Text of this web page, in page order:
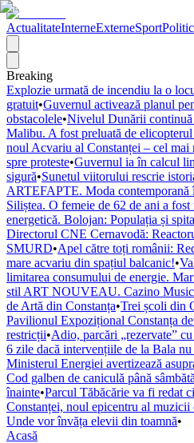
ActualitateInterneExterneSport
Breaking
Explozie urmată de incendiu la o
gratuit•Guvernul activează planul
obstacolele•Nivelul Dunării continuă
Malibu. A fost preluată de
noul Acvariu al Constanței – cel
spre proteste•Guvernul ia în calcul
sigură•Sunetul viitorului rescrie
ARTEFAPTE. Moda contemporană
Siliștea. O femeie de 62 de ani a fost
energetică. Bolojan: Populația și
Directorul CNE Cernavodă:
SMURD•Apel către toți românii:
mare acvariu din spațiul balcanic!•
limitarea consumului de energie.
stil ART NOUVEAU. Cazino Music
de Artă din Constanța•Trei școli din
Pavilionul Expozițional Constanța
restricții•Adio, parcări „rezervate”
6 zile dacă intervențiile de la Bala nu
Ministerul Energiei avertizează
Cod galben de caniculă până sâmbătă
înainte•Parcul Tăbăcărie va fi redat
Constanței, noul epicentru al muzicii
Unde vor învăța elevii din toamnă•
Acasă